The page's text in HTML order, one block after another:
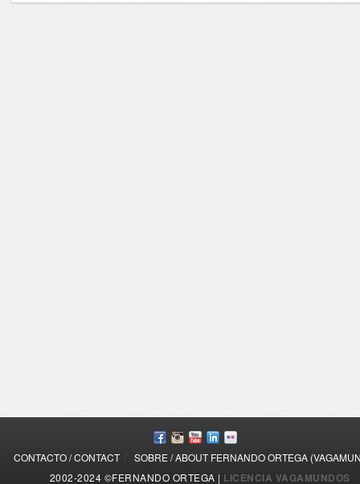
CONTACTO / CONTACT
SOBRE / ABOUT FERNANDO ORTEGA
2002-2024 ©FERNANDO ORTEGA | LICENCIA VAGAMUNDOS